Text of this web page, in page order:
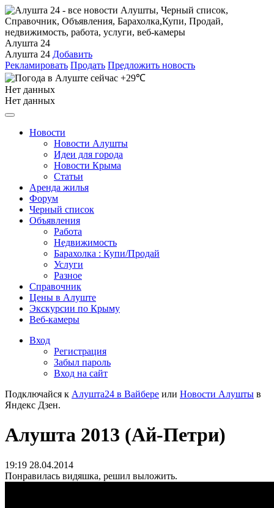
Алушта 24
Алушта 24 Добавить
Рекламировать Продать Предложить новость
+29℃
Нет данных
Нет данных
Новости
Новости Алушты
Идеи для города
Новости Крыма
Статьи
Аренда жилья
Форум
Черный список
Объявления
Работа
Недвижимость
Барахолка : Купи/Продай
Услуги
Разное
Справочник
Цены в Алуште
Экскурсии по Крыму
Веб-камеры
Вход
Регистрация
Забыл пароль
Вход на сайт
Подключайся к Алушта24 в Вайбере или Новости Алушты в
Яндекс Дзен.
Алушта 2013 (Ай-Петри)
19:19 28.04.2014
Понравилась видяшка, решил выложить.